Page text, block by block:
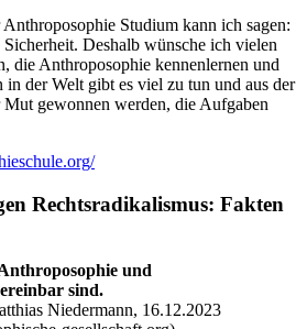
Anthroposophie Studium kann ich sagen:
Deshalb wünsche ich vielen
die Anthroposophie kennenlernen und
in der Welt gibt es viel zu tun und aus der
gewonnen werden, die Aufgaben
Rechtsradikalismus: Fakten
und
sind.
Niedermann, 16.12.2023